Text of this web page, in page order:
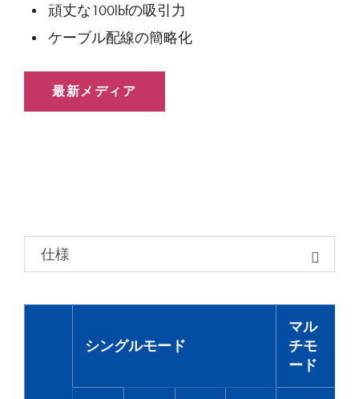
頑丈な100lbfの吸引力
ケーブル配線の簡略化
最新メディア
仕様
シングルモード
マル
チモ
ード